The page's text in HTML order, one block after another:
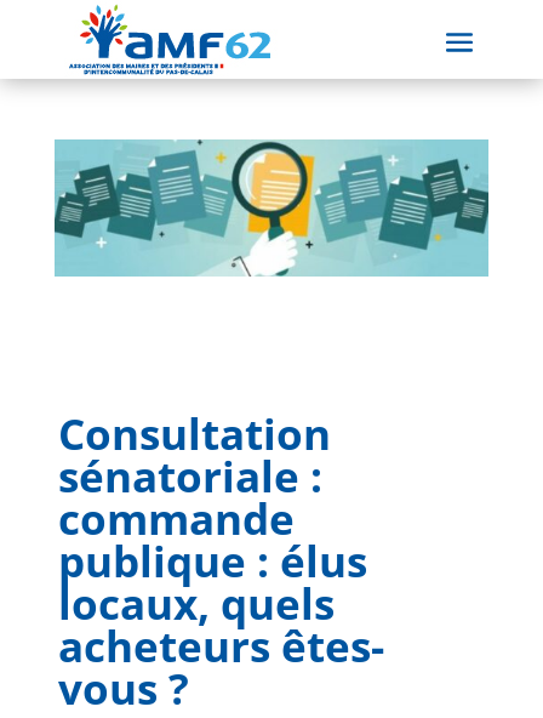
Consultation
sénatoriale :
commande
publique : élus
locaux, quels
acheteurs êtes-
vous ?